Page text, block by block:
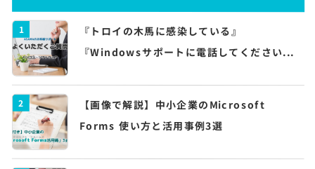
1 『トロイの木馬に感染している』
『Windowsサポートに電話してください...
2 【画像で解説】中小企業のMicrosoft
Forms 使い方と活用事例3選